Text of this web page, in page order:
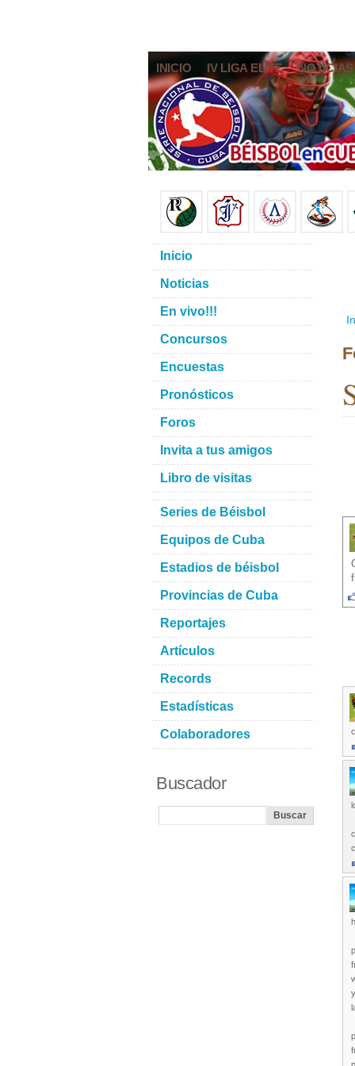
INICIO IV LIGA ELITE NOTICIAS
Inicio
Noticias
En vivo!!!
Concursos
Encuestas
Pronósticos
Foros
Invita a tus amigos
Libro de visitas
Series de Béisbol
Equipos de Cuba
Estadios de béisbol
Provincias de Cuba
Reportajes
Artículos
Records
Estadísticas
Colaboradores
Buscador